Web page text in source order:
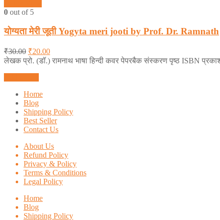
0 out of 5
योग्यता मेरी जूती Yogyta meri jooti by Prof. Dr. Ramnath
₹30.00 ₹20.00
लेखक प्रो. (डॉ.) रामनाथ भाषा हिन्दी कवर पेपरबैक संस्करण पृष्ठ ISBN
Home
Blog
Shipping Policy
Best Seller
Contact Us
About Us
Refund Policy
Privacy & Policy
Terms & Conditions
Legal Policy
Home
Blog
Shipping Policy